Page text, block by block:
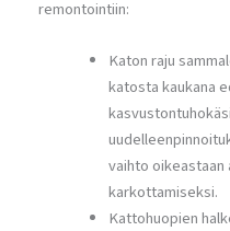
remontointiin:
Katon raju
katosta kaukana
vaihto oikeastaan
karkottamiseksi.
Kattohuopien